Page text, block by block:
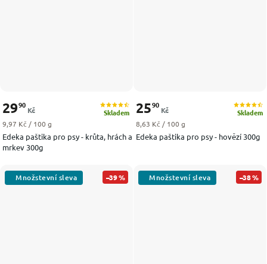
Edeka paštika pro psy - krůta, hrách a
mrkev 300g
Skladem
2990
Kč
Měrná cena:
9,97 Kč / 100 g
Edeka paštika pro psy - hovězí 300g
Skladem
2590
Kč
Měrná cena:
8,63 Kč / 100 g
–39 % –38 %